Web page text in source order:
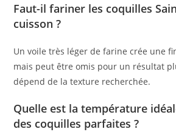
Faut-il fariner les coquilles
cuisson ?
Un voile très léger de farine crée une
mais peut être omis pour un résultat
dépend de la texture recherchée.
Quelle est la température
des coquilles parfaites ?